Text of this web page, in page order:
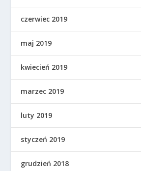
czerwiec 2019
maj 2019
kwiecień 2019
marzec 2019
luty 2019
styczeń 2019
grudzień 2018